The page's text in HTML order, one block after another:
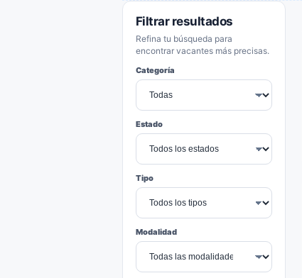
Filtrar resultados
Refina tu búsqueda para
encontrar vacantes más precisas.
Categoría
Estado
Tipo
Modalidad